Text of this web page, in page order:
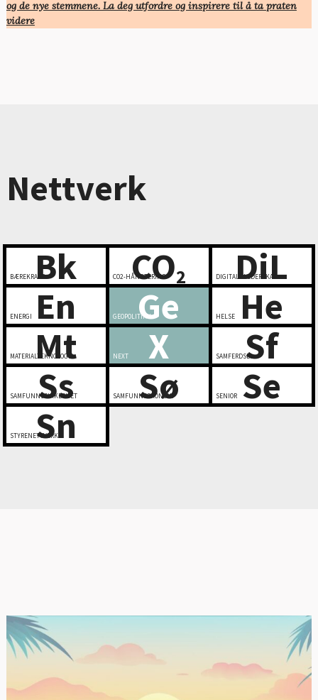
og de nye stemmene. La deg utfordre og inspirere til å ta praten
videre
Nettverk
Bk
BÆREKRAFT CO2
CO2-HÅNDTERING DiL
DIGITALT LEDERSKAP
En
ENERGI Ge
GEOPOLITIKK He
HELSE
Mt
MATERIALTEKNOLOGI X
NEXT Sf
SAMFERDSEL
Ss
SAMFUNNSSIKKERHET Sø
SAMFUNNSØKONOMI Se
SENIOR
Sn
STYRENETTVERK